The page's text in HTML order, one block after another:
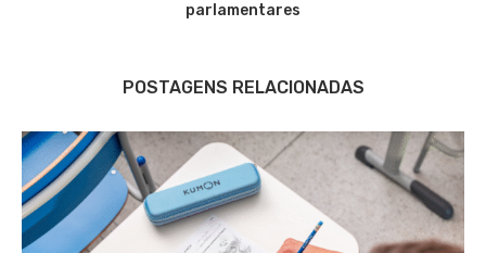
parlamentares
POSTAGENS RELACIONADAS